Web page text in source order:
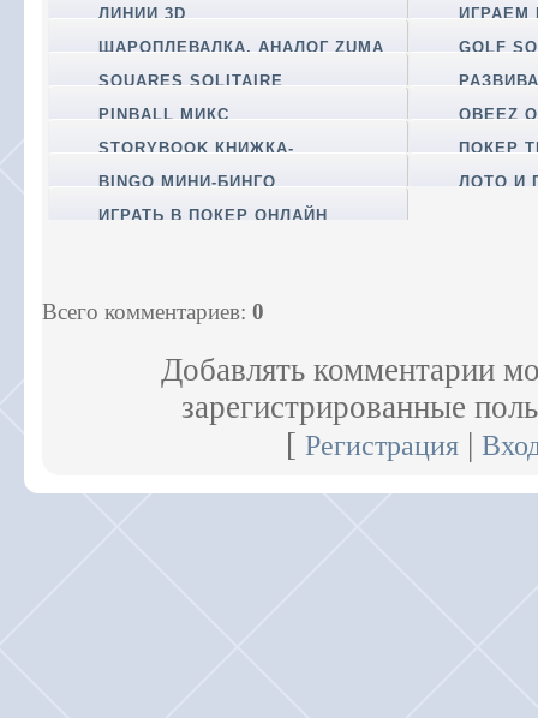
ЛИНИИ 3D
ШАРОПЛЕВАЛКА, АНАЛОГ ZUMA
GOLF
SQUARES SOLITAIRE
PINBALL МИКС
QBEEZ
STORYBOOK КНИЖКА-
ПОКЕР
BINGO МИНИ-БИНГО
ЛОТО И
ИГРАТЬ В ПОКЕР ОНЛАЙН
Всего комментариев: 0
Добавлять комментарии
зарегистрированные
[Регистрация |